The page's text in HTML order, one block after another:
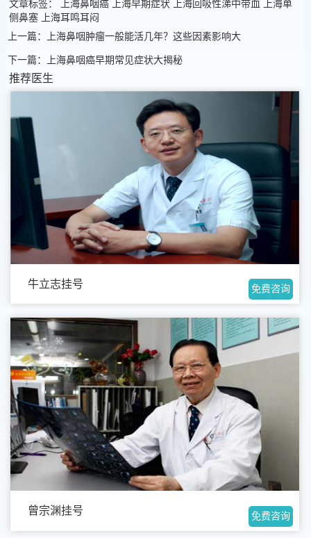
文章标签： 上海鼻咽癌 上海早期症状 上海回吸性涕中带血
上海单
侧鼻塞
上海耳鸣耳闷
上一篇：上海鼻咽肿瘤一般能活几年？这些因素影响大
下一篇：上海鼻咽癌早期常见症状大揭秘
推荐医生
免费咨询
牛立志挂号
免费咨询
曾宗渊挂号